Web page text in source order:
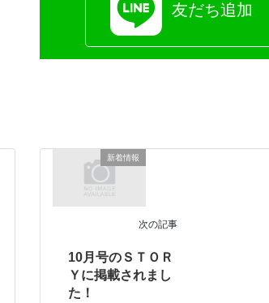
友だち追加
新着情報
次の記事
10月号のＳＴＯＲ
Ｙに掲載されまし
た！